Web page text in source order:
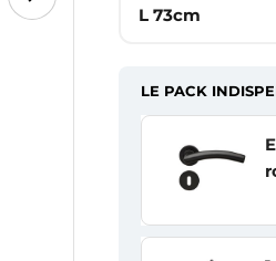
L 73cm
LE PACK